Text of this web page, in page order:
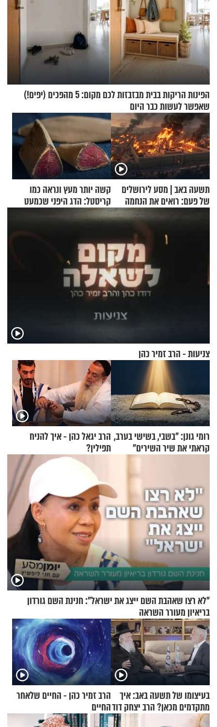
הפינות הריקות בבית מבזבזות לכם מקום: 5 מהפכים (יפים!)
שאפשר לעשות כבר היום
תשעה באב | מסע לירושלים
של פעם: רואים את הנחמה
קשה יותר מעץ ונראה כמו
קריסטל: הדג היפני שכמעט
בלתי אפשרי לחתוך
צניעות - הרב זמיר כהן
רומי גונן: "בשבי, בשישי בערב,
קראתי את שיר השירים"
הרב יגאל כהן - איך להניח
תפילין?
"לא רצו שאהבת השם ייצג את ישראל": חנינת השם גורדון
בריאיון מעורר השראה
בעיצומו של תשעה באב: איך
מתקדמים מכאן? הרב יצחק דוד
גרוסמן בשיחה מיוחדת
הרב זמיר כהן - החיים שלאחר
החיים